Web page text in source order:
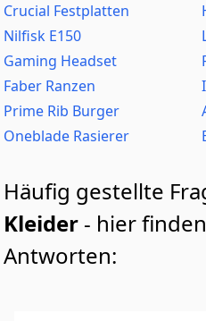
Crucial Festplatten
Nilfisk E150
Gaming Headset
Faber Ranzen
Prime Rib Burger
Oneblade Rasierer
Häufig gestellte
Kleider - hier
Antworten: